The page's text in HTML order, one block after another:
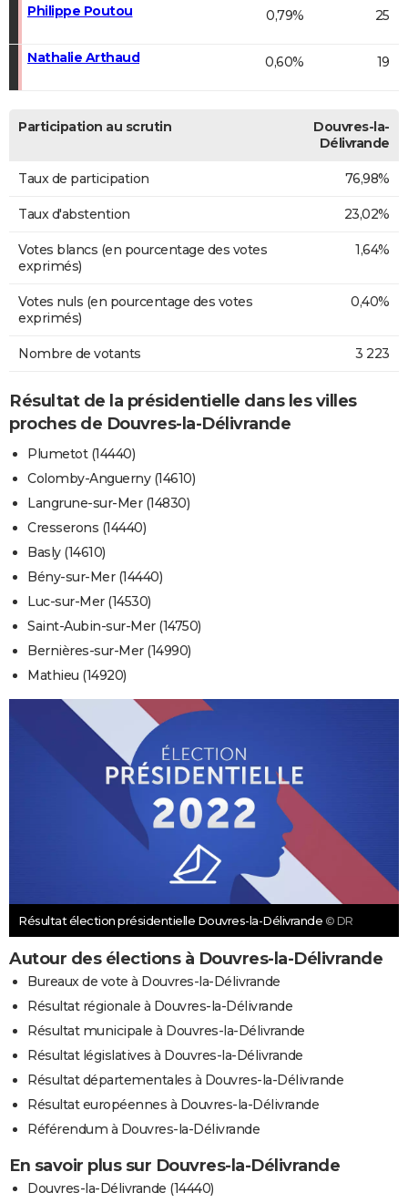
Philippe Poutou 0,79% 25
Nathalie Arthaud 0,60% 19
Participation au scrutin
Douvres-la-
Délivrande
Taux de participation 76,98%
Taux d'abstention 23,02%
Votes blancs (en pourcentage des votes
exprimés)
1,64%
Votes nuls (en pourcentage des votes
exprimés)
0,40%
Nombre de votants 3 223
Résultat de la présidentielle dans les villes
proches de Douvres-la-Délivrande
Plumetot (14440)
Colomby-Anguerny (14610)
Langrune-sur-Mer (14830)
Cresserons (14440)
Basly (14610)
Bény-sur-Mer (14440)
Luc-sur-Mer (14530)
Saint-Aubin-sur-Mer (14750)
Bernières-sur-Mer (14990)
Mathieu (14920)
Résultat élection présidentielle Douvres-la-Délivrande © DR
Autour des élections à Douvres-la-Délivrande
Bureaux de vote à Douvres-la-Délivrande
Résultat régionale à Douvres-la-Délivrande
Résultat municipale à Douvres-la-Délivrande
Résultat législatives à Douvres-la-Délivrande
Résultat départementales à Douvres-la-Délivrande
Résultat européennes à Douvres-la-Délivrande
Référendum à Douvres-la-Délivrande
En savoir plus sur Douvres-la-Délivrande
Douvres-la-Délivrande (14440)